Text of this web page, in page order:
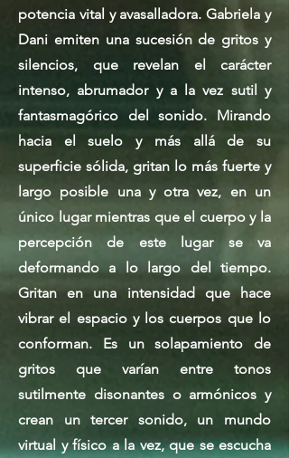
potencia vital y avasalladora. Gabriela y
Dani emiten una sucesión de gritos y
silencios, que revelan el carácter
intenso, abrumador y a la vez sutil y
fantasmagórico del sonido. Mirando
hacia el suelo y más allá de su
superficie sólida, gritan lo más fuerte y
largo posible una y otra vez, en un
único lugar mientras que el cuerpo y la
percepción de este lugar se va
deformando a lo largo del tiempo.
Gritan en una intensidad que hace
vibrar el espacio y los cuerpos que lo
conforman. Es un solapamiento de
gritos que varían entre tonos
sutilmente disonantes o armónicos y
crean un tercer sonido, un mundo
virtual y físico a la vez, que se escucha